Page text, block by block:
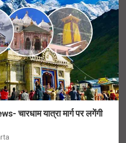
चारधाम यात्रा मार्ग पर लगेंगी